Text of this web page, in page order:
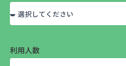
利用人数